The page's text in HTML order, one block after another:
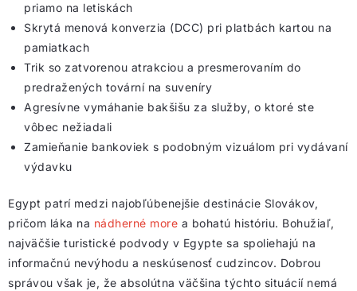
priamo na letiskách
Skrytá menová konverzia (DCC) pri platbách kartou na
pamiatkach
Trik so zatvorenou atrakciou a presmerovaním do
predražených tovární na suveníry
Agresívne vymáhanie bakšišu za služby, o ktoré ste
vôbec nežiadali
Zamieňanie bankoviek s podobným vizuálom pri vydávaní
výdavku
Egypt patrí medzi najobľúbenejšie destinácie Slovákov,
pričom láka na nádherné more a bohatú históriu. Bohužiaľ,
najväčšie turistické podvody v Egypte sa spoliehajú na
informačnú nevýhodu a neskúsenosť cudzincov. Dobrou
správou však je, že absolútna väčšina týchto situácií nemá